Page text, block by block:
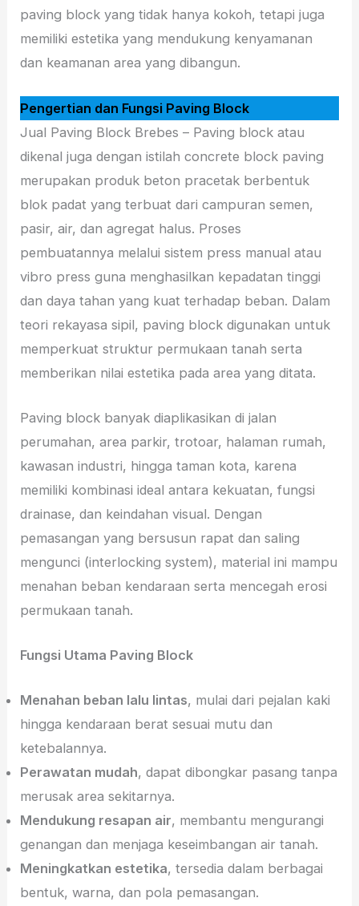
paving block yang tidak hanya kokoh, tetapi juga
memiliki estetika yang mendukung kenyamanan
dan keamanan area yang dibangun.
Pengertian dan Fungsi Paving Block
Jual Paving Block Brebes – Paving block atau
dikenal juga dengan istilah concrete block paving
merupakan produk beton pracetak berbentuk
blok padat yang terbuat dari campuran semen,
pasir, air, dan agregat halus. Proses
pembuatannya melalui sistem press manual atau
vibro press guna menghasilkan kepadatan tinggi
dan daya tahan yang kuat terhadap beban. Dalam
teori rekayasa sipil, paving block digunakan untuk
memperkuat struktur permukaan tanah serta
memberikan nilai estetika pada area yang ditata.
Paving block banyak diaplikasikan di jalan
perumahan, area parkir, trotoar, halaman rumah,
kawasan industri, hingga taman kota, karena
memiliki kombinasi ideal antara kekuatan, fungsi
drainase, dan keindahan visual. Dengan
pemasangan yang bersusun rapat dan saling
mengunci (interlocking system), material ini mampu
menahan beban kendaraan serta mencegah erosi
permukaan tanah.
Fungsi Utama Paving Block
Menahan beban lalu lintas, mulai dari pejalan kaki
hingga kendaraan berat sesuai mutu dan
ketebalannya.
Perawatan mudah, dapat dibongkar pasang tanpa
merusak area sekitarnya.
Mendukung resapan air, membantu mengurangi
genangan dan menjaga keseimbangan air tanah.
Meningkatkan estetika, tersedia dalam berbagai
bentuk, warna, dan pola pemasangan.